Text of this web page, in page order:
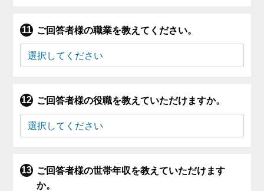
ご回答者様の職業を教えてください。
ご回答者様の役職を教えていただけますか。
ご回答者様の世帯年収を教えていただけます
か。